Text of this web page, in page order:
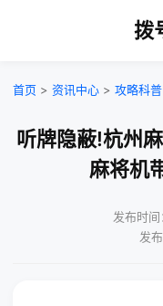
拨
首页 > 资讯中心 > 攻略科普
听牌隐蔽!杭州
麻将机
发布时
发